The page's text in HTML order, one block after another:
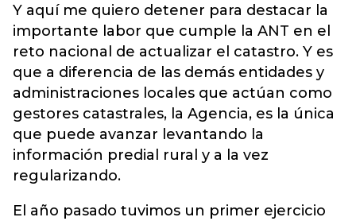
Y aquí me quiero detener para destacar la
importante labor que cumple la ANT en el
reto nacional de actualizar el catastro. Y es
que a diferencia de las demás entidades y
administraciones locales que actúan como
gestores catastrales, la Agencia, es la única
que puede avanzar levantando la
información predial rural y a la vez
regularizando.
El año pasado tuvimos un primer ejercicio